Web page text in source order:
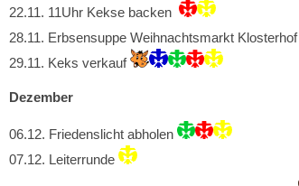
22.11. 11Uhr Kekse backen
28.11. Erbsensuppe Weihnachtsmarkt Klosterhof
29.11. Keks verkauf
Dezember
06.12. Friedenslicht abholen
07.12. Leiterrunde